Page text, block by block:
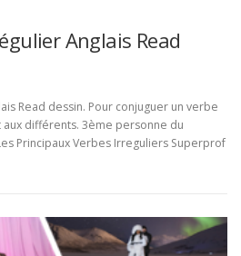
Anglais Read
Read dessin. Pour conjuguer un verbe
différents. 3ème personne du
Principaux Verbes Irreguliers Superprof